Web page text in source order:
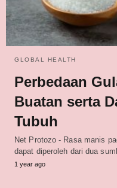
GLOBAL HEALTH
Perbedaan
Buatan serta
Tubuh
Net Protozo - Rasa manis
dapat diperoleh dari dua
1 year ago